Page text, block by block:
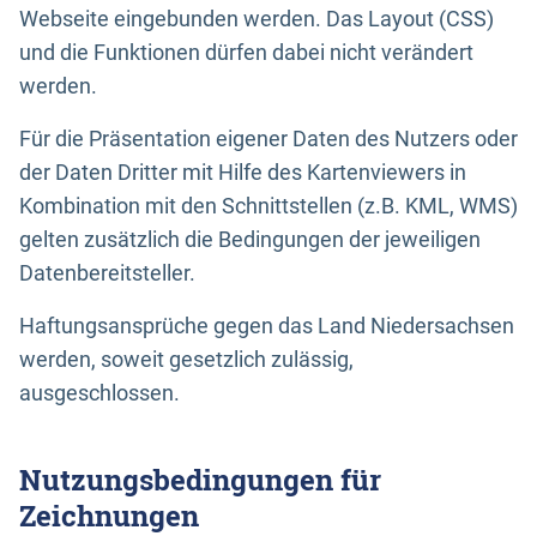
Webseite eingebunden werden. Das Layout (CSS)
und die Funktionen dürfen dabei nicht verändert
werden.
Für die Präsentation eigener Daten des Nutzers oder
der Daten Dritter mit Hilfe des Kartenviewers in
Kombination mit den Schnittstellen (z.B. KML, WMS)
gelten zusätzlich die Bedingungen der jeweiligen
Datenbereitsteller.
Haftungsansprüche gegen das Land Niedersachsen
werden, soweit gesetzlich zulässig,
ausgeschlossen.
Nutzungsbedingungen für
Zeichnungen